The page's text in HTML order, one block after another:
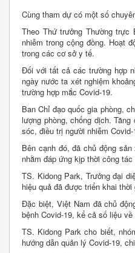
Cùng tham dự có một số
Theo Thứ trưởng Thường
nhiễm trong cộng đồng. Hoạt
trong các cơ sở y tế.
Đối với tất cả các trường hợp
ngày nước ta xét nghiệm
trường hợp mắc Covid-19.
Ban Chỉ đạo quốc gia phòng,
lượng phòng, chống dịch.
sóc, điều trị người nhiễm
Bên cạnh đó, đã chủ động
nhằm đáp ứng kịp thời công
TS. Kidong Park, Trưởng đại
hiệu quả đã được triển khai
Đặc biệt, Việt Nam đã chủ
bệnh Covid-19, kể cả số liệu
TS. Kidong Park cho biết,
hướng dẫn quản lý Covid-19,